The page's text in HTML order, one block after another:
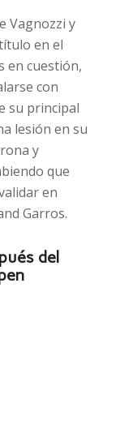
Vagnozzi y
en el
en cuestión,
con
su principal
lesión en su
y
que
en
Garros.
del